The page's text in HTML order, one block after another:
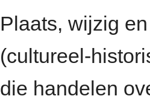
Plaats, wijzig
(cultureel-
die handelen